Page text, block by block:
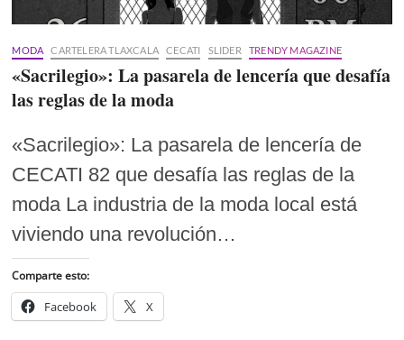
MODA CARTELERA TLAXCALA CECATI SLIDER TRENDY MAGAZINE
«Sacrilegio»: La pasarela de lencería que desafía
las reglas de la moda
«Sacrilegio»: La pasarela de lencería de
CECATI 82 que desafía las reglas de la
moda La industria de la moda local está
viviendo una revolución…
Comparte esto:
Facebook X